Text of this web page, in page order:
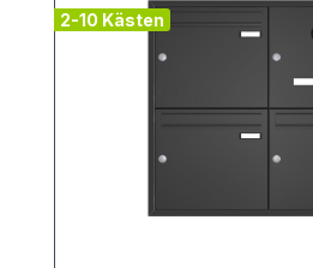
2-10 Kästen